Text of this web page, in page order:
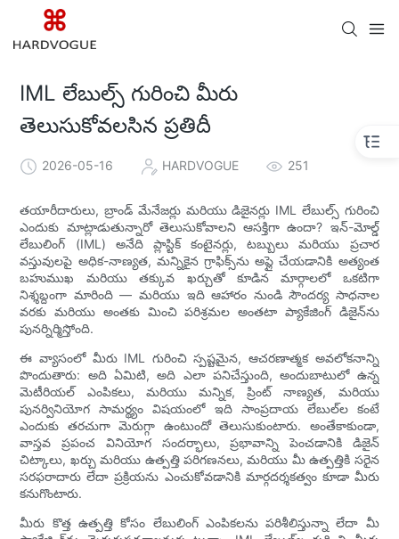
IML లేబుల్స్ గురించి మీరు
తెలుసుకోవలసిన ప్రతిదీ
2026-05-16 HARDVOGUE 251
తయారీదారులు, బ్రాండ్ మేనేజర్లు మరియు డిజైనర్లు IML లేబుల్స్ గురించి
ఎందుకు మాట్లాడుతున్నారో తెలుసుకోవాలని ఆసక్తిగా ఉందా? ఇన్-మోల్డ్
లేబులింగ్ (IML) అనేది ప్లాస్టిక్ కంటైనర్లు, టబ్బులు మరియు ప్రచార
వస్తువులపై అధిక-నాణ్యత, మన్నికైన గ్రాఫిక్స్‌ను అప్లై చేయడానికి అత్యంత
బహుముఖ మరియు తక్కువ ఖర్చుతో కూడిన మార్గాలలో ఒకటిగా
నిశ్శబ్దంగా మారింది — మరియు ఇది ఆహారం నుండి సౌందర్య సాధనాల
వరకు మరియు అంతకు మించి పరిశ్రమల అంతటా ప్యాకేజింగ్ డిజైన్‌ను
పునర్నిర్మిస్తోంది.
ఈ వ్యాసంలో మీరు IML గురించి స్పష్టమైన, ఆచరణాత్మక అవలోకనాన్ని
పొందుతారు: అది ఏమిటి, అది ఎలా పనిచేస్తుంది, అందుబాటులో ఉన్న
మెటీరియల్ ఎంపికలు, మరియు మన్నిక, ప్రింట్ నాణ్యత, మరియు
పునర్వినియోగ సామర్థ్యం విషయంలో ఇది సాంప్రదాయ లేబుల్‌ల కంటే
ఎందుకు తరచుగా మెరుగ్గా ఉంటుందో తెలుసుకుంటారు. అంతేకాకుండా,
వాస్తవ ప్రపంచ వినియోగ సందర్భాలు, ప్రభావాన్ని పెంచడానికి డిజైన్
చిట్కాలు, ఖర్చు మరియు ఉత్పత్తి పరిగణనలు, మరియు మీ ఉత్పత్తికి సరైన
సరఫరాదారు లేదా ప్రక్రియను ఎంచుకోవడానికి మార్గదర్శకత్వం కూడా మీరు
కనుగొంటారు.
మీరు కొత్త ఉత్పత్తి కోసం లేబులింగ్ ఎంపికలను పరిశీలిస్తున్నా లేదా మీ